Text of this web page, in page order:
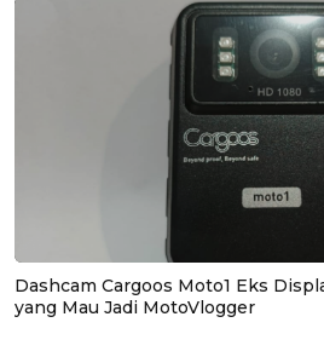
Dashcam Cargoos Moto1 Eks
yang Mau Jadi MotoVlogger